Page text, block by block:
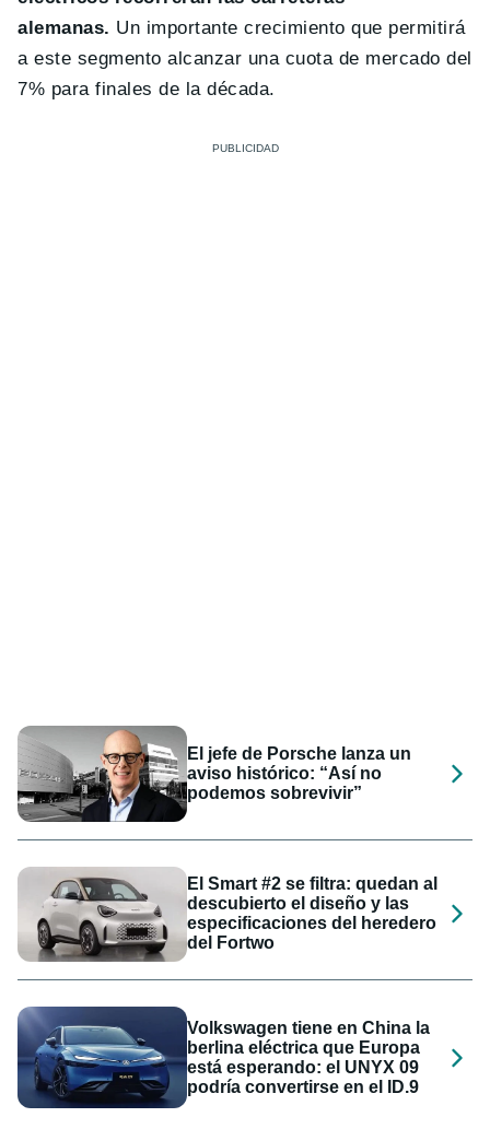
alemanas. Un importante crecimiento que permitirá
a este segmento alcanzar una cuota de mercado del
7% para finales de la década.
El jefe de Porsche lanza un
aviso histórico: “Así no
podemos sobrevivir”
El Smart #2 se filtra: quedan al
descubierto el diseño y las
especificaciones del heredero
del Fortwo
Volkswagen tiene en China la
berlina eléctrica que Europa
está esperando: el UNYX 09
podría convertirse en el ID.9